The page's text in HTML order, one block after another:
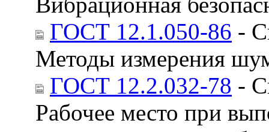
ГОСТ 12.1.050-86 -
Методы измерения
ГОСТ 12.2.032-78 -
Рабочее место при